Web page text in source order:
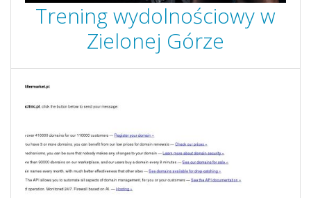
Trening wydolnościowy w
Zielonej Górze